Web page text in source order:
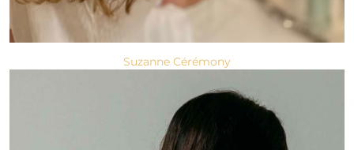
Suzanne Cérémony